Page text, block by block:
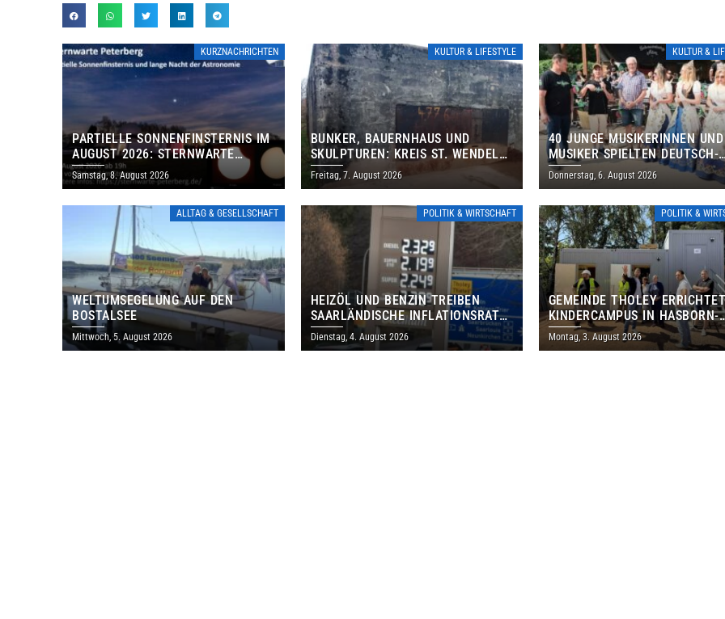
KURZNACHRICHTEN
PARTIELLE SONNENFINSTERNIS IM
AUGUST 2026: STERNWARTE
PETERBERG ÖFFNET KOSTENLOS
IHRE TORE
Samstag, 8. August 2026
KULTUR & LIFESTYLE
BUNKER, BAUERNHAUS UND
SKULPTUREN: KREIS ST. WENDEL
LÄDT ZUM TAG DES OFFENEN
DENKMALS EIN
Freitag, 7. August 2026
KULTUR &
40 JUNGE MUSIKERINNEN UND
MUSIKER SPIELTEN DEUTSCH-
BRASILIANISCHES
THOLEY
Donnerstag, 6. August 2026
ALLTAG & GESELLSCHAFT
WELTUMSEGELUNG AUF DEN
BOSTALSEE
Mittwoch, 5. August 2026
POLITIK & WIRTSCHAFT
HEIZÖL UND BENZIN TREIBEN
SAARLÄNDISCHE INFLATIONSRATE
IM JULI AUF 3,2 PROZENT
Dienstag, 4. August 2026
POLITIK &
GEMEINDE THOLEY
KINDERCAMPUS IN HASBORN-
DAUTWEILER FÜR RUND 8,5
MILLIONEN EURO
Montag, 3. August 2026